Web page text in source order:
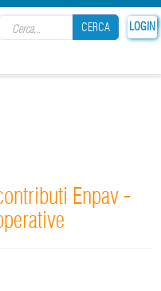
LOGIN
CERCA
Enpav -